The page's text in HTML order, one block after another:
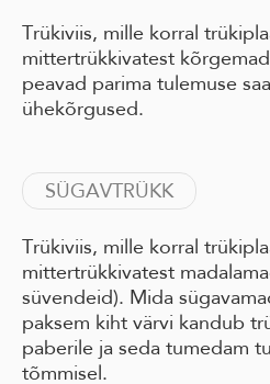
Trükiviis, mille korral
mittertrükkivatest
peavad parima tulemuse
ühekõrgused.
SÜGAVTRÜKK
Trükiviis, mille korral
mittertrükkivatest
süvendeid). Mida
paksem kiht värvi kandub
paberile ja seda tumedam
tõmmisel.